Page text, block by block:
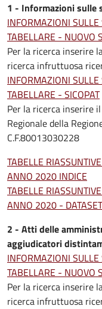
1 - Informazioni sulle
INFORMAZIONI SULLE
TABELLARE - NUOVO
Per la ricerca inserire
ricerca infruttuosa
INFORMAZIONI SULLE
TABELLARE - SICOPAT
Per la ricerca inserire
Regionale della
C.F.80013030228
TABELLE
ANNO 2020 INDICE
TABELLE
ANNO 2020 - DATASET
2 - Atti delle
aggiudicatori
INFORMAZIONI SULLE
TABELLARE - NUOVO
Per la ricerca inserire
ricerca infruttuosa